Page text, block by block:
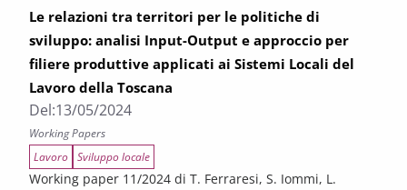
Le relazioni tra territori per le politiche di
sviluppo: analisi Input-Output e approccio per
filiere produttive applicati ai Sistemi Locali del
Lavoro della Toscana
Del:13/05/2024
Working Papers
Lavoro Sviluppo locale
Working paper 11/2024 di T. Ferraresi, S. Iommi, L.